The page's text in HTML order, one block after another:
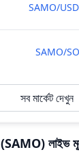
SAMO/
SAMO/
সব মার্কেট দেখুন
(SAMO) লাইভ